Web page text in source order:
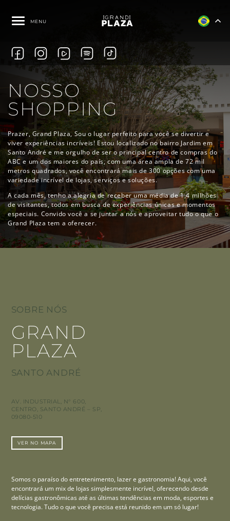
MENU
NOSSO
SHOPPING
Prazer, Grand Plaza, Sou o lugar perfeito para você se divertir e
viver experiências incríveis! Estou localizado no bairro Jardim em
Santo Andrée me orgulho de ser o principal centro de compras do
ABC e um dos maiores do país, com uma área ampla de 72 mil
metros quadrados, você encontrará mais de 300 opções com uma
variedade incrível de lojas, serviços e soluções.
A cada mês, tenho a alegria de receber uma média de 1,4 milhões
de visitantes,todos em busca de experiências únicas e momentos
especiais. Convido você a se juntar a nós e aproveitar tudo o que o
Grand Plaza tem a oferecer.
SOBRE NÓS
GRAND
PLAZA
SANTO ANDRÉ
AV. INDUSTRIAL, N° 600,
CENTRO, SANTO ANDRÉ – SP,
09080-510
VER NO MAPA
Somos o paraíso do entretenimento, lazer e gastronomia! Aqui, você
encontrará um mix de lojas simplesmente incrível, oferecendo desde
delícias gastronômicas até as últimas tendências em moda, esportes e
tecnologia. Tudo o que você precisa está reunido em um só lugar!